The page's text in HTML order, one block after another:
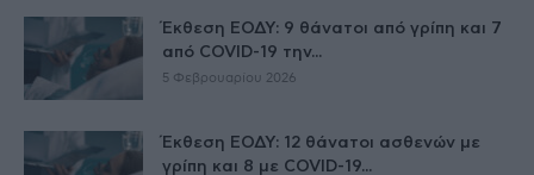
Έκθεση ΕΟΔΥ: 9 θάνατοι από γρίπη και 7
από COVID-19 την...
5 Φεβρουαρίου 2026
Έκθεση ΕΟΔΥ: 12 θάνατοι ασθενών με
γρίπη και 8 με COVID-19...